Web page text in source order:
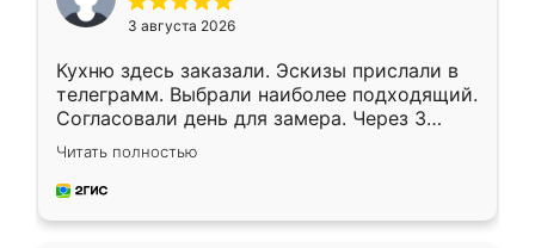
3 августа 2026
Кухню здесь заказали. Эскизы прислали в
телеграмм. Выбрали наиболее подходящий.
Согласовали день для замера. Через 3
недели кухня была уже готова. Остались
довольны работой. Спасибо Ренессанс
мебель за качественную работу!
Читать полностью